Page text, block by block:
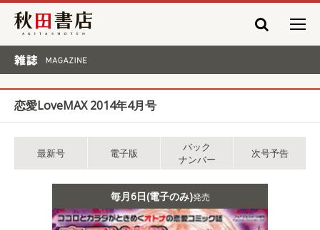
秋田書店
恋愛LoveMAX 2014年4月号
最新号 電子版
バック
ナンバー
次号予告
毎月6日(電子のみ)発売